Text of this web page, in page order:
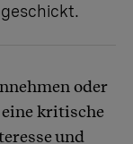
oder
kritische
und